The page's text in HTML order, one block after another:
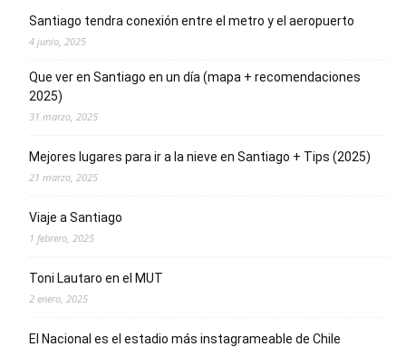
Santiago tendra conexión entre el metro y el aeropuerto
4 junio, 2025
Que ver en Santiago en un día (mapa + recomendaciones
2025)
31 marzo, 2025
Mejores lugares para ir a la nieve en Santiago + Tips (2025)
21 marzo, 2025
Viaje a Santiago
1 febrero, 2025
Toni Lautaro en el MUT
2 enero, 2025
El Nacional es el estadio más instagrameable de Chile